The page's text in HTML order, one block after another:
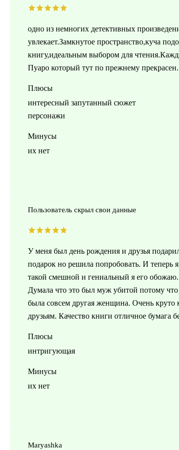
одно из немногих детективных
увлекает.Замкнутое пространство,куча
книгу,идеальным выбором для
Пуаро который тут по прежнему прекрасен.
Плюсы
интересный запутанный сюжет
персонажи
Минусы
их нет
Пользователь скрыл свои данные
У меня был день рождения и друзья
подарок но решила попробовать. И теперь
такой смешной и гениальный я его
Думала что это был муж убитой потому
была совсем другая женщина. Очень круто
друзьям. Качество книги отличное бумага
Плюсы
интригующая
Минусы
их нет
Maryashka